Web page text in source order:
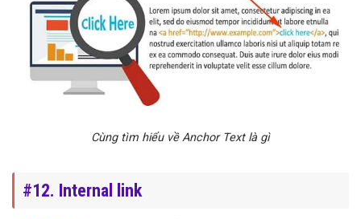
Cùng tìm hiểu về Anchor Text là gì
#12. Internal link